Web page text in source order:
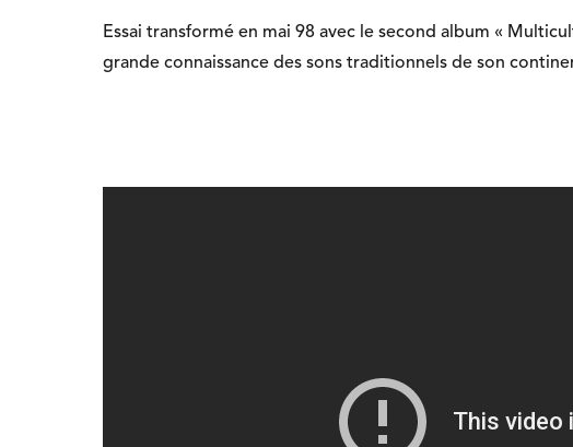
Essai transformé en mai 98 avec le second album «
grande connaissance des sons traditionnels de son